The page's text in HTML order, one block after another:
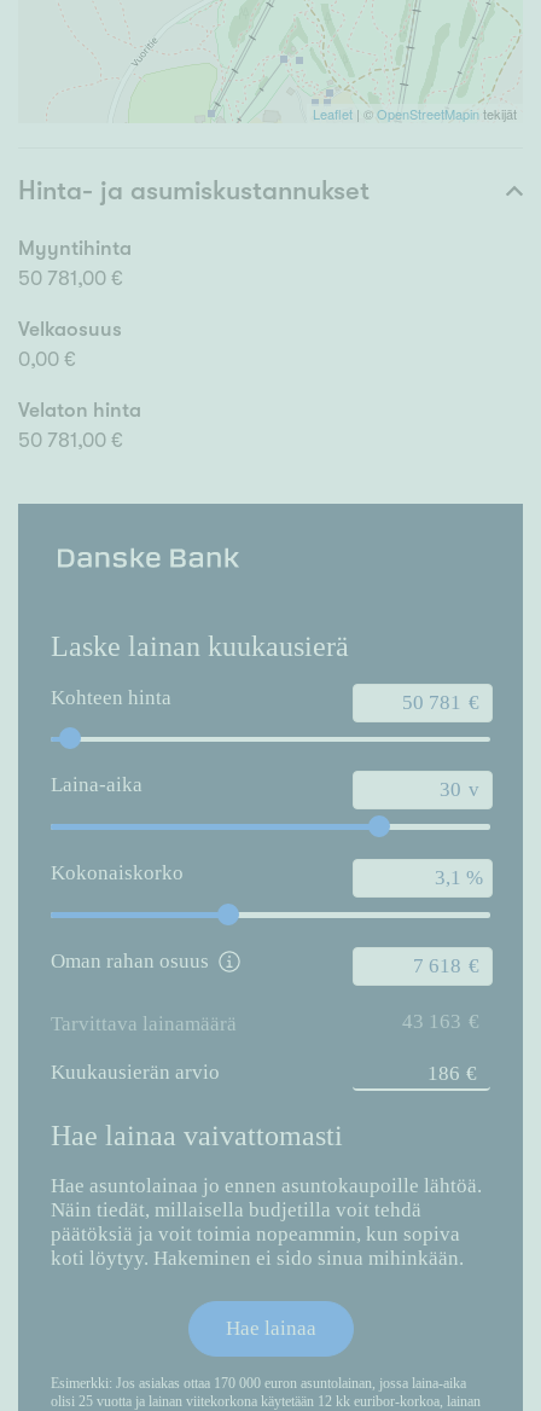
Leaflet | ©OpenStreetMapintekijät
Hinta- ja asumiskustannukset
Myyntihinta
50 781,00 €
Velkaosuus
0,00 €
Velaton hinta
50 781,00 €